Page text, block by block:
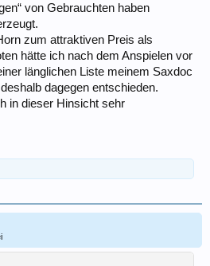
von Gebrauchten haben
zum attraktiven Preis als
hätte ich nach dem Anspielen vor
länglichen Liste meinem Saxdoc
dagegen entschieden.
in dieser Hinsicht sehr